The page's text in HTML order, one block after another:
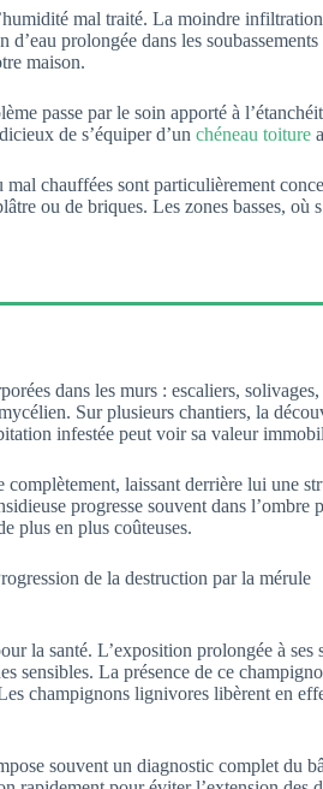
mal traité. La moindre
prolongée dans les
maison.
passe par le soin apporté à
de s’équiper d’un chéneau toiture
mal chauffées sont particulièrement
ou de briques. Les zones basses,
dans les murs : escaliers,
Sur plusieurs chantiers, la
infestée peut voir sa valeur
laissant derrière lui une
progresse souvent dans l’ombre
plus en plus coûteuses.
la santé. L’exposition prolongée à
sensibles. La présence de ce
champignons lignivores libèrent en
souvent un diagnostic complet du